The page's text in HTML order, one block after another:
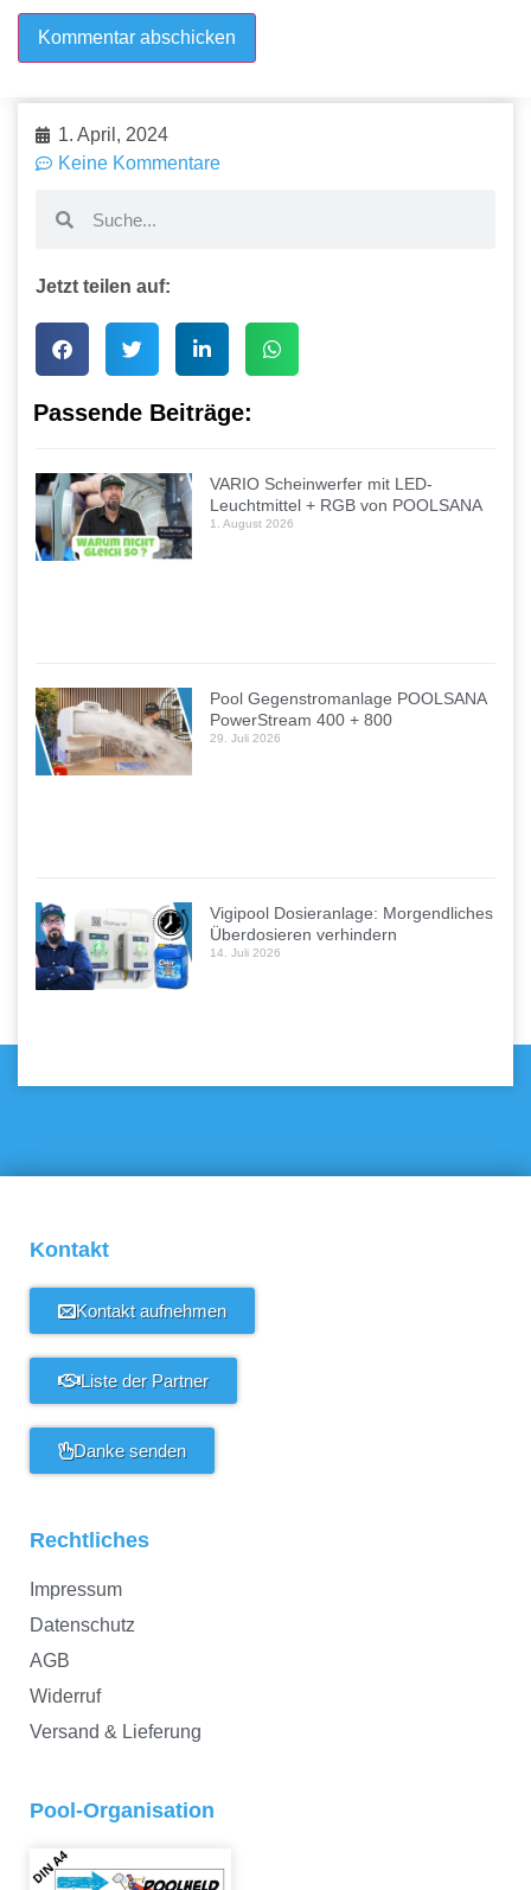
1. April, 2024
Keine Kommentare
Jetzt teilen auf:
Passende Beiträge:
VARIO Scheinwerfer mit LED-
Leuchtmittel + RGB von POOLSANA
1. August 2026
Pool Gegenstromanlage POOLSANA
PowerStream 400 + 800
29. Juli 2026
Vigipool Dosieranlage: Morgendliches
Überdosieren verhindern
14. Juli 2026
Kontakt
Kontakt aufnehmen
Liste der Partner
Danke senden
Rechtliches
Impressum
Datenschutz
AGB
Widerruf
Versand & Lieferung
Pool-Organisation